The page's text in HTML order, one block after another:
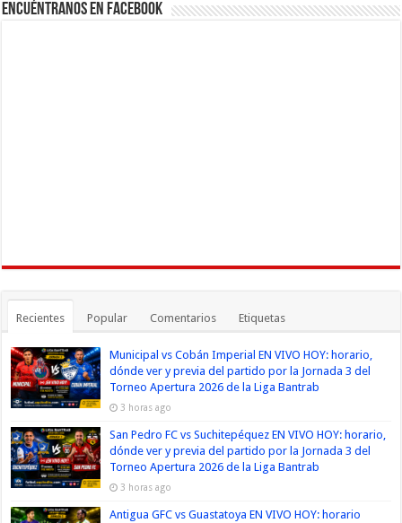
Encuéntranos en Facebook
Recientes Popular Comentarios Etiquetas
Municipal vs Cobán Imperial EN VIVO HOY: horario,
dónde ver y previa del partido por la Jornada 3 del
Torneo Apertura 2026 de la Liga Bantrab
3 horas ago
San Pedro FC vs Suchitepéquez EN VIVO HOY: horario,
dónde ver y previa del partido por la Jornada 3 del
Torneo Apertura 2026 de la Liga Bantrab
3 horas ago
Antigua GFC vs Guastatoya EN VIVO HOY: horario